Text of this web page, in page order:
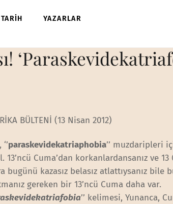
TARİH YAZARLAR
BÜLTENİ (13 Nisan 2012)
paraskevidekatriaphobia’’ muzdaripleri
13’ncü Cuma’dan korkanlardansanız ve 13
bugünü kazasız belasız atlattıysanız bile
gereken bir 13’ncü Cuma daha var.
’’ kelimesi, Yunanca,